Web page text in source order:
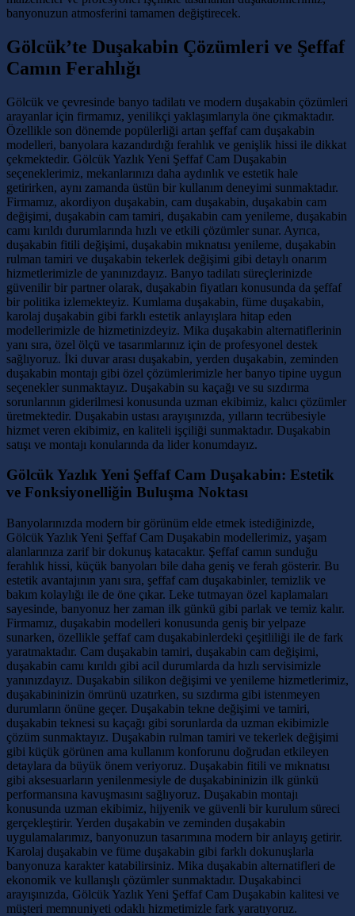
banyonuzun atmosferini tamamen değiştirecek.
Gölcük’te Duşakabin Çözümleri ve Şeffaf
Camın Ferahlığı
Gölcük ve çevresinde banyo tadilatı ve modern duşakabin çözümleri
arayanlar için firmamız, yenilikçi yaklaşımlarıyla öne çıkmaktadır.
Özellikle son dönemde popülerliği artan şeffaf cam duşakabin
modelleri, banyolara kazandırdığı ferahlık ve genişlik hissi ile dikkat
çekmektedir. Gölcük Yazlık Yeni Şeffaf Cam Duşakabin
seçeneklerimiz, mekanlarınızı daha aydınlık ve estetik hale
getirirken, aynı zamanda üstün bir kullanım deneyimi sunmaktadır.
Firmamız, akordiyon duşakabin, cam duşakabin, duşakabin cam
değişimi, duşakabin cam tamiri, duşakabin cam yenileme, duşakabin
camı kırıldı durumlarında hızlı ve etkili çözümler sunar. Ayrıca,
duşakabin fitili değişimi, duşakabin mıknatısı yenileme, duşakabin
rulman tamiri ve duşakabin tekerlek değişimi gibi detaylı onarım
hizmetlerimizle de yanınızdayız. Banyo tadilatı süreçlerinizde
güvenilir bir partner olarak, duşakabin fiyatları konusunda da şeffaf
bir politika izlemekteyiz. Kumlama duşakabin, füme duşakabin,
karolaj duşakabin gibi farklı estetik anlayışlara hitap eden
modellerimizle de hizmetinizdeyiz. Mika duşakabin alternatiflerinin
yanı sıra, özel ölçü ve tasarımlarınız için de profesyonel destek
sağlıyoruz. İki duvar arası duşakabin, yerden duşakabin, zeminden
duşakabin montajı gibi özel çözümlerimizle her banyo tipine uygun
seçenekler sunmaktayız. Duşakabin su kaçağı ve su sızdırma
sorunlarının giderilmesi konusunda uzman ekibimiz, kalıcı çözümler
üretmektedir. Duşakabin ustası arayışınızda, yılların tecrübesiyle
hizmet veren ekibimiz, en kaliteli işçiliği sunmaktadır. Duşakabin
satışı ve montajı konularında da lider konumdayız.
Gölcük Yazlık Yeni Şeffaf Cam Duşakabin: Estetik
ve Fonksiyonelliğin Buluşma Noktası
Banyolarınızda modern bir görünüm elde etmek istediğinizde,
Gölcük Yazlık Yeni Şeffaf Cam Duşakabin modellerimiz, yaşam
alanlarınıza zarif bir dokunuş katacaktır. Şeffaf camın sunduğu
ferahlık hissi, küçük banyoları bile daha geniş ve ferah gösterir. Bu
estetik avantajının yanı sıra, şeffaf cam duşakabinler, temizlik ve
bakım kolaylığı ile de öne çıkar. Leke tutmayan özel kaplamaları
sayesinde, banyonuz her zaman ilk günkü gibi parlak ve temiz kalır.
Firmamız, duşakabin modelleri konusunda geniş bir yelpaze
sunarken, özellikle şeffaf cam duşakabinlerdeki çeşitliliği ile de fark
yaratmaktadır. Cam duşakabin tamiri, duşakabin cam değişimi,
duşakabin camı kırıldı gibi acil durumlarda da hızlı servisimizle
yanınızdayız. Duşakabin silikon değişimi ve yenileme hizmetlerimiz,
duşakabininizin ömrünü uzatırken, su sızdırma gibi istenmeyen
durumların önüne geçer. Duşakabin tekne değişimi ve tamiri,
duşakabin teknesi su kaçağı gibi sorunlarda da uzman ekibimizle
çözüm sunmaktayız. Duşakabin rulman tamiri ve tekerlek değişimi
gibi küçük görünen ama kullanım konforunu doğrudan etkileyen
detaylara da büyük önem veriyoruz. Duşakabin fitili ve mıknatısı
gibi aksesuarların yenilenmesiyle de duşakabininizin ilk günkü
performansına kavuşmasını sağlıyoruz. Duşakabin montajı
konusunda uzman ekibimiz, hijyenik ve güvenli bir kurulum süreci
gerçekleştirir. Yerden duşakabin ve zeminden duşakabin
uygulamalarımız, banyonuzun tasarımına modern bir anlayış getirir.
Karolaj duşakabin ve füme duşakabin gibi farklı dokunuşlarla
banyonuza karakter katabilirsiniz. Mika duşakabin alternatifleri de
ekonomik ve kullanışlı çözümler sunmaktadır. Duşakabinci
arayışınızda, Gölcük Yazlık Yeni Şeffaf Cam Duşakabin kalitesi ve
müşteri memnuniyeti odaklı hizmetimizle fark yaratıyoruz.